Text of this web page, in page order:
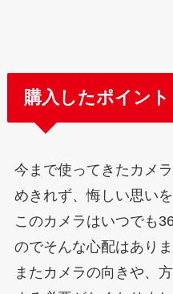
購入したポイント
今まで使ってきたカメ
めきれず、悔しい思い
このカメラはいつでも
のでそんな心配はありま
またカメラの向きや、